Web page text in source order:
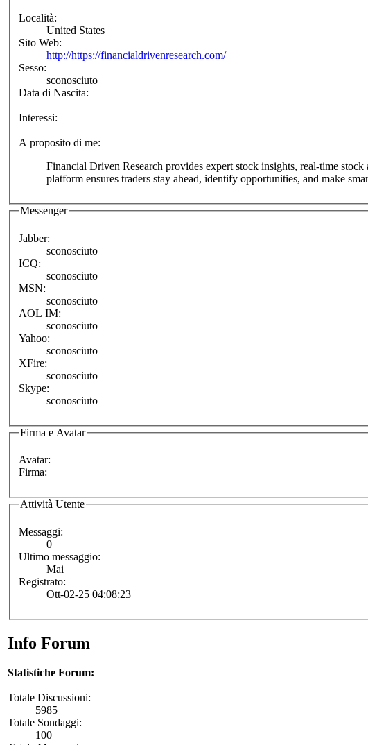
Località:
United States
Sito Web:
http://https://financialdrivenresearch.com/
Sesso:
sconosciuto
Data di Nascita:
Interessi:
A proposito di me:
Financial Driven Research provides expert stock insights, real-time
platform ensures traders stay ahead, identify opportunities, and make
Messenger
Jabber:
sconosciuto
ICQ:
sconosciuto
MSN:
sconosciuto
AOL IM:
sconosciuto
Yahoo:
sconosciuto
XFire:
sconosciuto
Skype:
sconosciuto
Firma e Avatar
Avatar:
Firma:
Attività Utente
Messaggi:
0
Ultimo messaggio:
Mai
Registrato:
Ott-02-25 04:08:23
Info Forum
Statistiche Forum:
Totale Discussioni:
5985
Totale Sondaggi:
100